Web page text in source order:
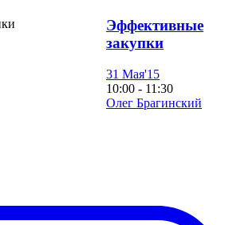
Эффективные
закупки
31 Мая'15
10:00 - 11:30
Олег Брагинский